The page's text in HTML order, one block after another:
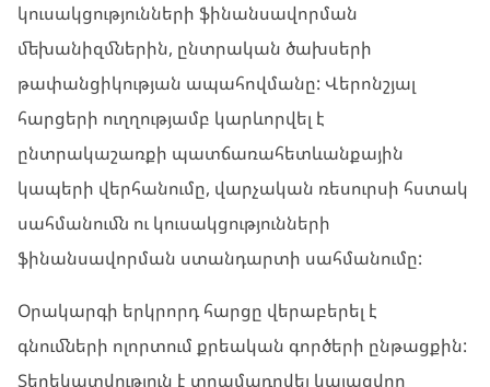
կուսակցությունների ֆինանսավորման
մեխանիզմներին, ընտրական ծախսերի
թափանցիկության ապահովմանը: Վերոնշյալ
հարցերի ուղղությամբ կարևորվել է
ընտրակաշառքի պատճառահետևանքային
կապերի վերհանումը, վարչական ռեսուրսի հստակ
սահմանումն ու կուսակցությունների
ֆինանսավորման ստանդարտի սահմանումը:
Օրակարգի երկրորդ հարցը վերաբերել է
գնումների ոլորտում քրեական գործերի ընթացքին:
Տեղեկատվություն է տրամադրվել կայացվող